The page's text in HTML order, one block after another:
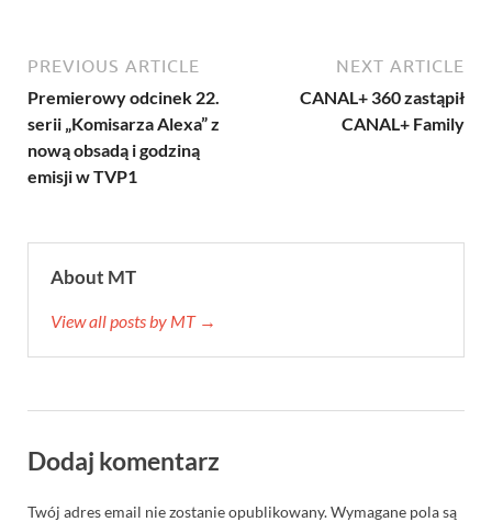
PREVIOUS ARTICLE
Premierowy odcinek 22.
serii „Komisarza Alexa” z
nową obsadą i godziną
emisji w TVP1
NEXT ARTICLE
CANAL+ 360 zastąpił
CANAL+ Family
About MT
View all posts by MT →
Dodaj komentarz
Twój adres email nie zostanie opublikowany.Wymagane pola są